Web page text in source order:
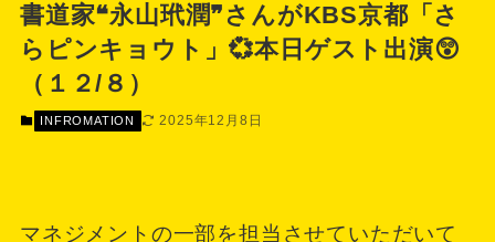
書道家❝永山玳潤❞さんがKBS京都「さ
らピンキョウト」💞本日ゲスト出演😲
（１２/８）
INFROMATION 2025年12月8日
マネジメントの一部を担当させていただいて